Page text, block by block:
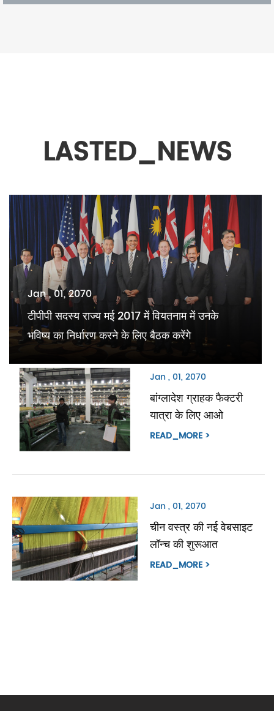
LASTED_NEWS
Jan , 01, 2070
टीपीपी सदस्य राज्य मई 2017 में वियतनाम में उनके
भविष्य का निर्धारण करने के लिए बैठक करेंगे
Jan , 01, 2070
बांग्लादेश ग्राहक फैक्टरी
यात्रा के लिए आओ
READ_MORE >
Jan , 01, 2070
चीन वस्त्र की नई वेबसाइट
लॉन्च की शुरूआत
READ_MORE >